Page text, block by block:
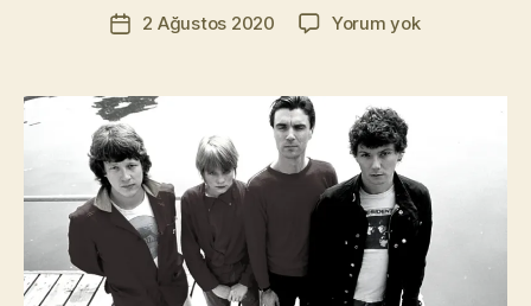
Yazının
yazarı
a
kı
l
m
a
z
Yazı2 Ağustos 2020 Yorum yokTalking
Take
The
River
(Efsane
Coverlar
#47)